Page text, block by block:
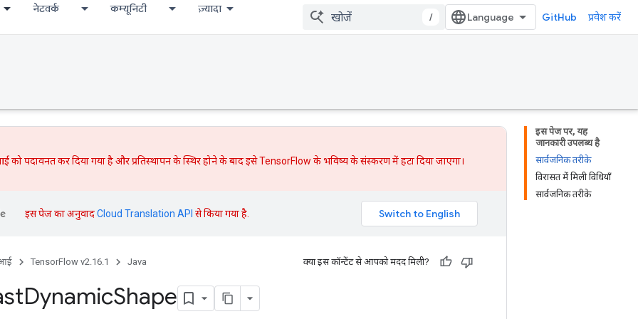
नेटवर्क कम्यूनिटी ज़्यादा
/ GitHub प्रवेश करें
इस पेज पर, यह
जानकारी उपलब्ध है
सार्वजनिक तरीके
विरासत में मिली विधियाँ
सार्वजनिक तरीके
को पदावनत कर दिया गया है औरप्रतिस्थापनके स्थिर होने के बाद इसे TensorFlow के भविष्य के संस्करण में हटा दिया जाएगा।
इस पेज का अनुवादCloud Translation API से किया गया है.
TensorFlow v2.16.1 Java क्या इस कॉन्टेंट से आपको मदद मिली?
DynamicShape